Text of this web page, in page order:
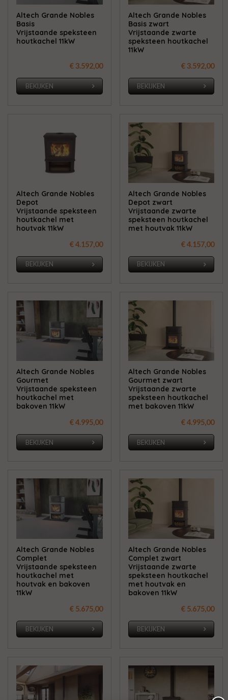
Altech Grande Nobles
Basis
Vrijstaande speksteen
houtkachel 11kW
€ 3.592,00
BEKIJKEN
Altech Grande Nobles
Basis zwart
Vrijstaande zwarte
speksteen houtkachel
11kW
€ 3.592,00
BEKIJKEN
Altech Grande Nobles
Depot
Vrijstaande speksteen
houtkachel met
houtvak 11kW
€ 4.157,00
BEKIJKEN
Altech Grande Nobles
Depot zwart
Vrijstaande zwarte
speksteen houtkachel
met houtvak 11kW
€ 4.157,00
BEKIJKEN
Altech Grande Nobles
Gourmet
Vrijstaande speksteen
houtkachel met
bakoven 11kW
€ 4.995,00
BEKIJKEN
Altech Grande Nobles
Gourmet zwart
Vrijstaande zwarte
speksteen houtkachel
met bakoven 11kW
€ 4.995,00
BEKIJKEN
Altech Grande Nobles
Complet
Vrijstaande speksteen
houtkachel met
houtvak en bakoven
11kW
€ 5.675,00
BEKIJKEN
Altech Grande Nobles
Complet zwart
Vrijstaande zwarte
speksteen houtkachel
met houtvak en
bakoven 11kW
€ 5.675,00
BEKIJKEN